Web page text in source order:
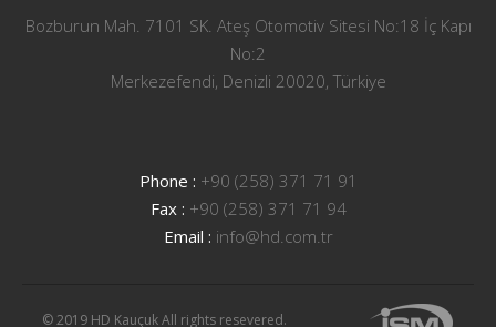
Bozburun Mah. 7101 SK. Ateş Otomotiv Sitesi No:18 İç Kapı
No:2
Merkezefendi, Denizli 20020, Türkiye
Phone : +90 (258) 371 71 91
Fax : +90 (258) 371 71 94
Email : info@hd.com.tr
© 2019 HD Kauçuk All rights resevered.